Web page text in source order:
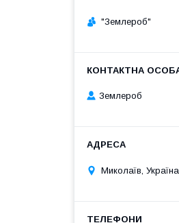
"Землероб"
Землероб
Миколаїв, Україна